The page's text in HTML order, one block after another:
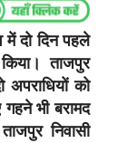
में दो दिन पहले
ताजपुर
अपराधियों को
भी बरामद
निवासी